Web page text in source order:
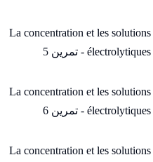
La concentration et les solutions
électrolytiques - تمرين 5
La concentration et les solutions
électrolytiques - تمرين 6
La concentration et les solutions